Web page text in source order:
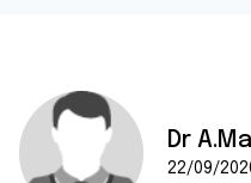
Dr
22/09/